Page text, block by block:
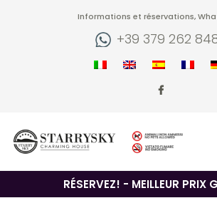
Informations et réservations,
+39 379 262
RÉSERVEZ! - MEILLEUR PRIX